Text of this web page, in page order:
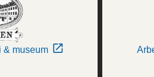
& museum